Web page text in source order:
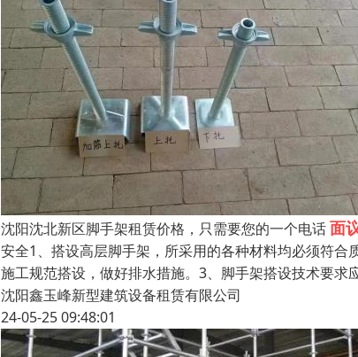
沈阳沈北新区脚手架租赁价格，只需要您的一个电话面
安全1、搭设高层脚手架，所采用的各种材料均必须符
施工规范搭设，做好排水措施。3、脚手架搭设技术要
沈阳鑫玉峰新型建筑设备租赁有限公司
24-05-25 09:48:01